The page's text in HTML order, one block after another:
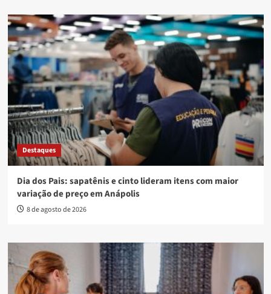
Destaques
Dia dos Pais: sapatênis e cinto lideram itens com maior
variação de preço em Anápolis
8 de agosto de 2026